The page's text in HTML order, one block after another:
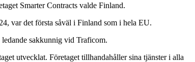
Smarter Contracts valde Finland.
var det första såväl i Finland som i hela EU.
ledande sakkunnig vid Traficom.
utvecklat. Företaget tillhandahåller sina tjänster i alla